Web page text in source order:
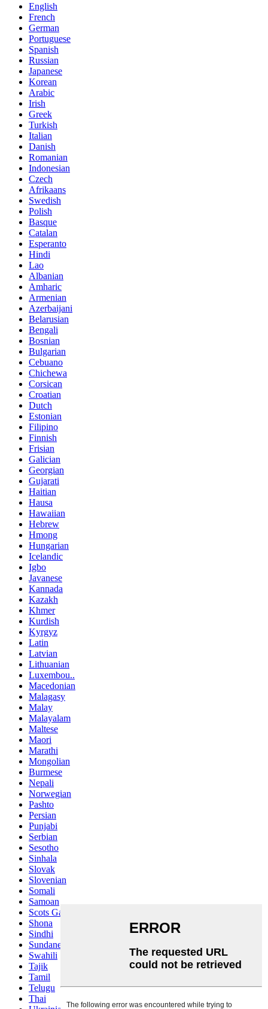
English
French
German
Portuguese
Spanish
Russian
Japanese
Korean
Arabic
Irish
Greek
Turkish
Italian
Danish
Romanian
Indonesian
Czech
Afrikaans
Swedish
Polish
Basque
Catalan
Esperanto
Hindi
Lao
Albanian
Amharic
Armenian
Azerbaijani
Belarusian
Bengali
Bosnian
Bulgarian
Cebuano
Chichewa
Corsican
Croatian
Dutch
Estonian
Filipino
Finnish
Frisian
Galician
Georgian
Gujarati
Haitian
Hausa
Hawaiian
Hebrew
Hmong
Hungarian
Icelandic
Igbo
Javanese
Kannada
Kazakh
Khmer
Kurdish
Kyrgyz
Latin
Latvian
Lithuanian
Luxembou..
Macedonian
Malagasy
Malay
Malayalam
Maltese
Maori
Marathi
Mongolian
Burmese
Nepali
Norwegian
Pashto
Persian
Punjabi
Serbian
Sesotho
Sinhala
Slovak
Slovenian
Somali
Samoan
Scots Gaelic
Shona
Sindhi
Sundanese
Swahili
Tajik
Tamil
Telugu
Thai